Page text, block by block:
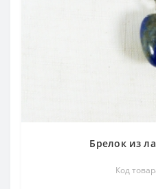
Брелок из
Код